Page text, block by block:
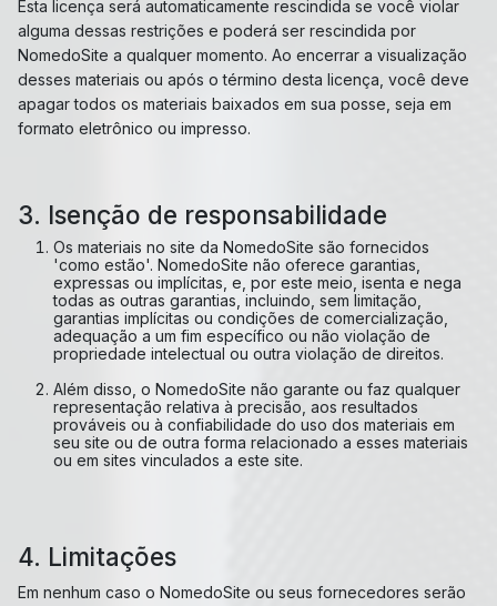
Esta licença será automaticamente rescindida se você violar
alguma dessas restrições e poderá ser rescindida por
NomedoSite a qualquer momento. Ao encerrar a visualização
desses materiais ou após o término desta licença, você deve
apagar todos os materiais baixados em sua posse, seja em
formato eletrônico ou impresso.
3. Isenção de responsabilidade
Os materiais no site da NomedoSite são fornecidos
'como estão'. NomedoSite não oferece garantias,
expressas ou implícitas, e, por este meio, isenta e nega
todas as outras garantias, incluindo, sem limitação,
garantias implícitas ou condições de comercialização,
adequação a um fim específico ou não violação de
propriedade intelectual ou outra violação de direitos.
Além disso, o NomedoSite não garante ou faz qualquer
representação relativa à precisão, aos resultados
prováveis ​​ou à confiabilidade do uso dos materiais em
seu site ou de outra forma relacionado a esses materiais
ou em sites vinculados a este site.
4. Limitações
Em nenhum caso o NomedoSite ou seus fornecedores serão